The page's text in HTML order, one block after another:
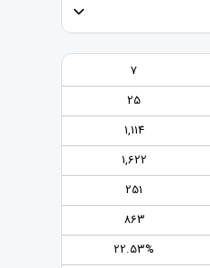
7
25
1,114
1,622
251
863
22.53%